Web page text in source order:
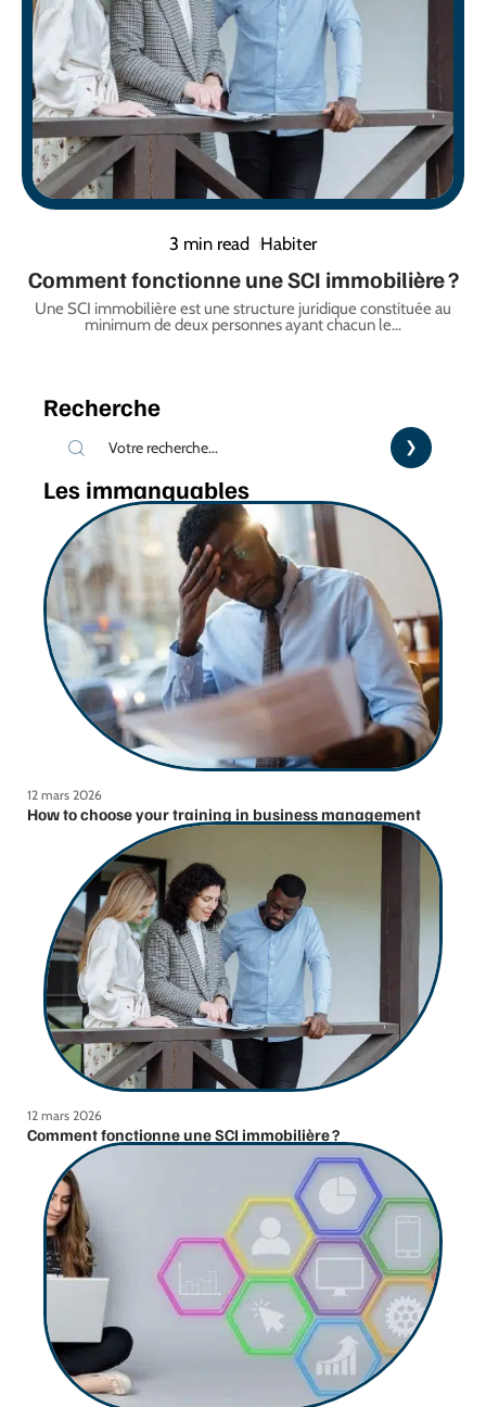
3 min read Habiter
Comment fonctionne une SCI immobilière ?
Une SCI immobilière est une structure juridique constituée au
minimum de deux personnes ayant chacun le…
Recherche
Les immanquables
12 mars 2026
How to choose your training in business management
12 mars 2026
Comment fonctionne une SCI immobilière ?